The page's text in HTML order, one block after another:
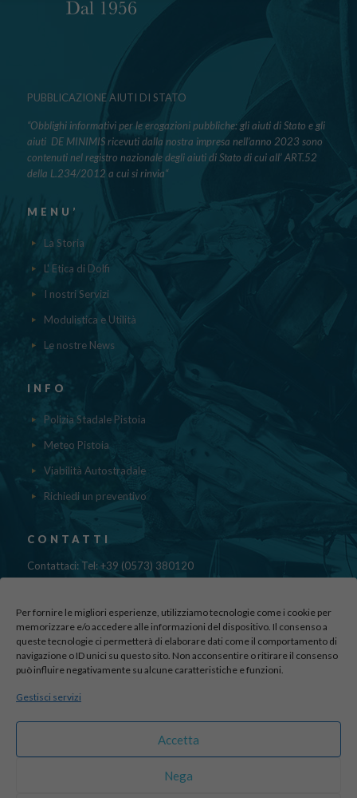
Per fornire le migliori esperienze, utilizziamo tecnologie come i cookie per
memorizzare e/o accedere alle informazioni del dispositivo. Il consenso a
queste tecnologie ci permetterà di elaborare dati come il comportamento di
navigazione o ID unici su questo sito. Non acconsentire o ritirare il consenso
può influire negativamente su alcune caratteristiche e funzioni.
Gestisci servizi
Accetta
Nega
PUBBLICAZIONE AIUTI DI STATO
“Obblighi informativi per le erogazioni pubbliche: gli aiuti di Stato e gli
aiuti DE MINIMIS ricevuti dalla nostra impresa nell’anno 2023 sono
contenuti nel registro nazionale degli aiuti di Stato di cui all’ ART.52
della L.234/2012 a cui si rinvia“
MENU’
La Storia
L' Etica di Dolfi
I nostri Servizi
Modulistica e Utilità
Le nostre News
INFO
Polizia Stadale Pistoia
Meteo Pistoia
Viabilità Autostradale
Richiedi un preventivo
CONTATTI
Contattaci: Tel: +39 (0573) 380120
Fax: 39 (0573) 985420
Via di Canapale, 10
51100 PISTOIA
Find us here:
sito realizzato da